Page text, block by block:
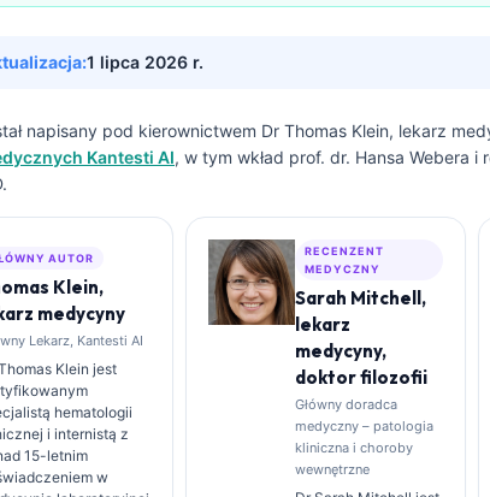
1 lipca 2026 r.
napisany pod kierownictwem Dr Thomas Klein, lekarz
Kantesti AI, w tym wkład prof. dr. Hansa Webera
AUTOR
Klein,
medycyny
Lekarz, Kantesti AI
Klein jest
hematologii
i internistą z
15-letnim
w
RECENZENT
MEDYCZNY
Sarah Mitchell,
lekarz
medycyny,
doktor filozofii
Główny doradca
medyczny – patologia
kliniczna i choroby
wewnętrzne